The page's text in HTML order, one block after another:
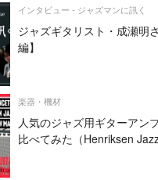
インタビュー - ジャズマンに訊く
ジャズギタリスト・成瀬明
編】
楽器・機材
人気のジャズ用ギターアン
比べてみた（Henriksen